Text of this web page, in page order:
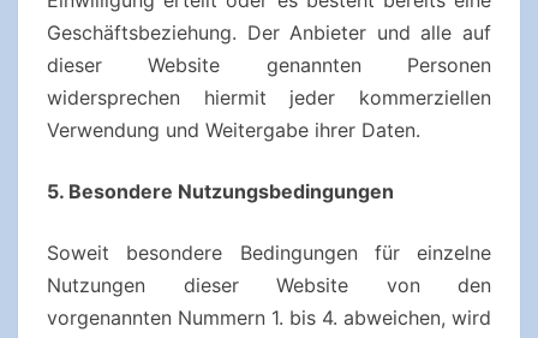
Geschäftsbeziehung. Der Anbieter und alle auf
dieser Website genannten Personen
widersprechen hiermit jeder kommerziellen
Verwendung und Weitergabe ihrer Daten.
5. Besondere Nutzungsbedingungen
Soweit besondere Bedingungen für einzelne
Nutzungen dieser Website von den
vorgenannten Nummern 1. bis 4. abweichen, wird